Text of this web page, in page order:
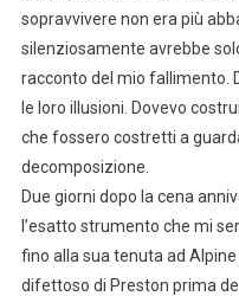
sopravvivere non era più
silenziosamente avrebbe
racconto del mio fallimento.
le loro illusioni. Dovevo
che fossero costretti a
decomposizione.
Due giorni dopo la cena
l’esatto strumento che mi
fino alla sua tenuta ad
difettoso di Preston prima